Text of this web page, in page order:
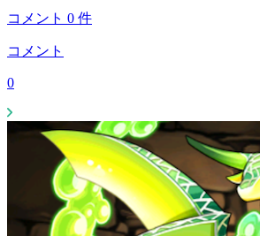
コメント 0 件
コメント
0